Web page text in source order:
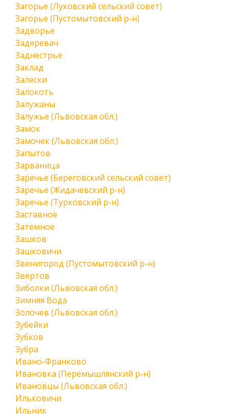
Загорье (Луковский сельский совет)
Загорье (Пустомытовский р-н)
Задворье
Задеревач
Заднестрье
Заклад
Залески
Залокоть
Залужаны
Залужье (Львовская обл.)
Замок
Замочек (Львовская обл.)
Запытов
Зарваница
Заречье (Береговский сельский совет)
Заречье (Жидачевский р-н)
Заречье (Турковский р-н)
Заставное
Затемное
Зашков
Зашковичи
Звенигород (Пустомытовский р-н)
Звертов
Зиболки (Львовская обл.)
Зимняя Вода
Золочев (Львовская обл.)
Зубейки
Зубков
Зубра
Ивано-Франково
Ивановка (Перемышлянский р-н)
Ивановцы (Львовская обл.)
Ильковичи
Ильник